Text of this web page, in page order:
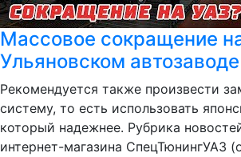
Массовое сокращение
Ульяновском автозаводе
Рекомендуется также произвести
систему, то есть использовать
который надежнее. Рубрика
интернет-магазина СпецТюнингУАЗ